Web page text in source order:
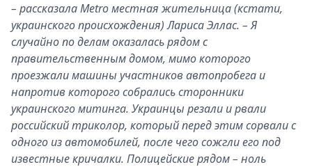
– рассказала Metro местная жительница (кстати,
украинского происхождения) Лариса Эллас. – Я
случайно по делам оказалась рядом с
правительственным домом, мимо которого
проезжали машины участников автопробега и
напротив которого собрались сторонники
украинского митинга. Украинцы резали и рвали
российский триколор, который перед этим сорвали с
одного из автомобилей, после чего сожгли его под
известные кричалки. Полицейские рядом – ноль